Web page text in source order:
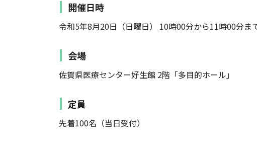
開催日時
令和5年8月20日（日曜日） 10時00分から11時00分ま
会場
佐賀県医療センター好生館 2階「多目的ホール」
定員
先着100名（当日受付）